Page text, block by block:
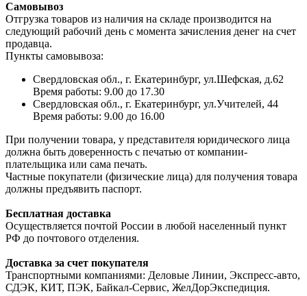
Самовывоз
Отгрузка товаров из наличия на складе производится на
следующий рабочий день с момента зачисления денег на счет
продавца.
Пункты самовывоза:
Свердловская обл., г. Екатеринбург, ул.Шефская, д.62
Время работы: 9.00 до 17.30
Свердловская обл., г. Екатеринбург, ул.Учителей, 44
Время работы: 9.00 до 16.00
При получении товара, у представителя юридического лица
должна быть доверенность с печатью от компании-
плательщика или сама печать.
Частные покупатели (физические лица) для получения товара
должны предъявить паспорт.
Бесплатная доставка
Осуществляется почтой России в любой населенный пункт
РФ до почтового отделения.
Доставка за счет покупателя
Транспортными компаниями: Деловые Линии, Экспресс-авто,
СДЭК, КИТ, ПЭК, Байкал-Сервис, ЖелДорЭкспедиция.